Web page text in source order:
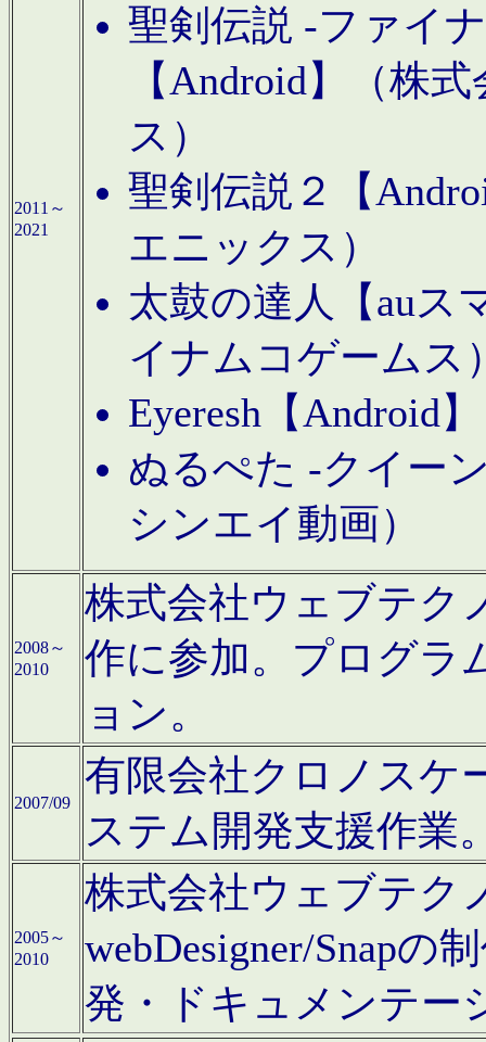
2011～
2021
聖剣伝説 -ファイ
【Android】（株
ス）
聖剣伝説２【
エニックス）
太鼓の達人【auス
イナムコゲームス
Eyeresh【Android
ぬるぺた -クイー
シンエイ動画）
2008～
2010
株式会社ウェブテク
作に参加。プログラ
ョン。
2007/09
有限会社クロノスケ
ステム開発支援作業
2005～
2010
株式会社ウェブテク
webDesigner/Snapの
発・ドキュメンテー